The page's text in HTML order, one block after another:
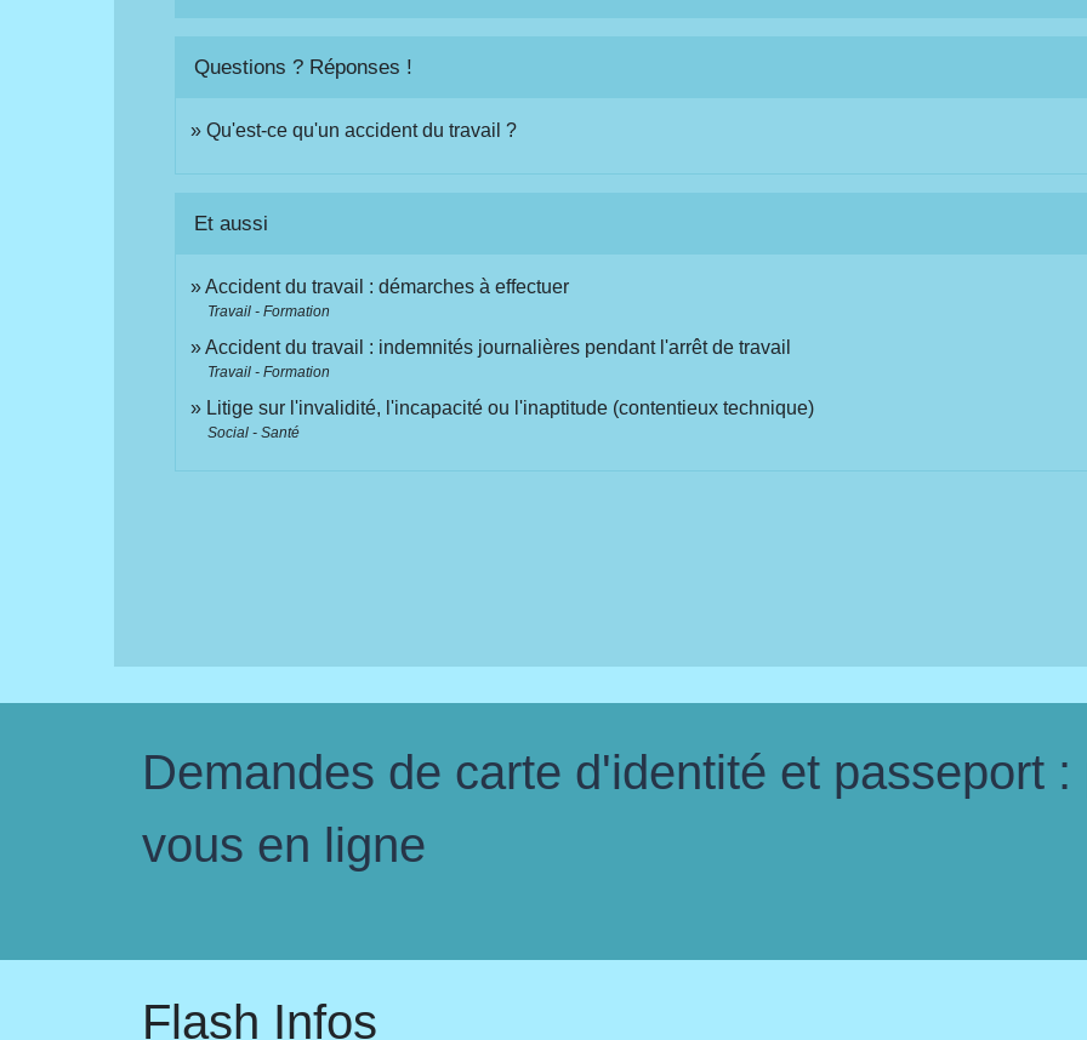
Questions ? Réponses !
Qu'est-ce qu'un accident du travail ?
Et aussi
Accident du travail : démarches à effectuer
Travail - Formation
Accident du travail : indemnités journalières pendant l'arrêt de travail
Travail - Formation
Litige sur l'invalidité, l'incapacité ou l'inaptitude (contentieux technique)
Social - Santé
Demandes de carte d'identité et passeport
vous en ligne
Flash Infos